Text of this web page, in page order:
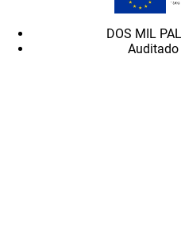
DOS MIL